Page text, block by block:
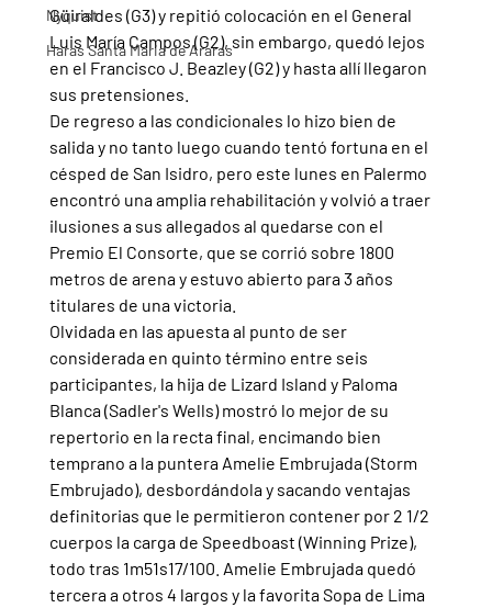
Nyquist
Haras Santa Maria de Araras
Güiraldes (G3) y repitió colocación en el General
Luis María Campos (G2), sin embargo, quedó lejos
en el Francisco J. Beazley (G2) y hasta allí llegaron
sus pretensiones.
De regreso a las condicionales lo hizo bien de
salida y no tanto luego cuando tentó fortuna en el
césped de San Isidro, pero este lunes en Palermo
encontró una amplia rehabilitación y volvió a traer
ilusiones a sus allegados al quedarse con el
Premio El Consorte, que se corrió sobre 1800
metros de arena y estuvo abierto para 3 años
titulares de una victoria.
Olvidada en las apuesta al punto de ser
considerada en quinto término entre seis
participantes, la hija de Lizard Island y Paloma
Blanca (Sadler's Wells) mostró lo mejor de su
repertorio en la recta final, encimando bien
temprano a la puntera Amelie Embrujada (Storm
Embrujado), desbordándola y sacando ventajas
definitorias que le permitieron contener por 2 1/2
cuerpos la carga de Speedboast (Winning Prize),
todo tras 1m51s17/100. Amelie Embrujada quedó
tercera a otros 4 largos y la favorita Sopa de Lima